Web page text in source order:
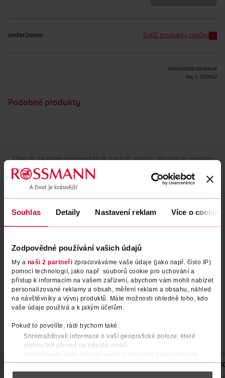
Souhlas Detaily Nastavení reklam Více o cookies
Zodpovědné používání vašich údajů
My a naši 2 partneři zpracováváme vaše údaje (jako např. číslo IP)
pomocí technologií, jako např. souborů cookie pro uchování a
přístup k informacím na vašem zařízení, abychom vám mohli nabízet
personalizované reklamy a obsah, měření reklam a obsahu, náhled
na návštěvníky a vývoj produktů. Máte možnosti ohledně toho, kdo
vaše údaje používá a k jakým účelům.
Pokud to povolíte, rádi bychom také:
Shromažďovali informace o vaší geografické poloze, které
mohou být přesné na několik metrů
Identifikovali vaše zařízení pomocí aktivního skenování pro
konkrétní charakteristiky (otisk prstu)
Zjistěte více o tom, jak zpracováváme vaše osobní údaje, a nastavte
under2wear Další produkty značky
EAN 04305615956848
Obj. č.: 1172652
Podobné produkty
Obsah se nám momentálně nedaří načíst, zkuste to prosím
POPIS SLOŽENÍ POČET TYP OBLEČENÍ VÝROBCE/